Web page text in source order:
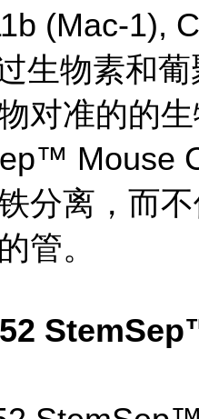
(Mac-1),
生物素和
对准的的
Mouse
分离，而
管。